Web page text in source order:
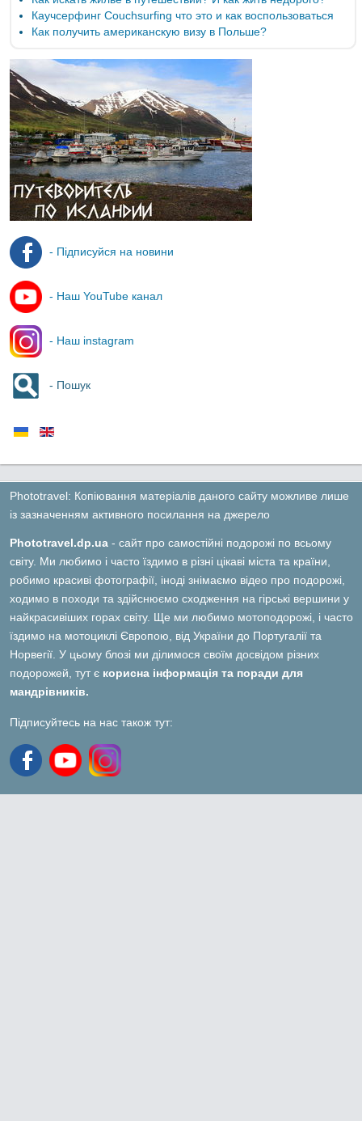
Каучсерфинг Couchsurfing что это и как воспользоваться
Как получить американскую визу в Польше?
- Підписуйся на новини
- Наш YouTube канал
- Наш instagram
- Пошук
Phototravel: Копіювання матеріалів даного сайту можливе лише
із зазначенням активного посилання на джерело
Phototravel.dp.ua - сайт про самостійні подорожі по всьому
світу. Ми любимо і часто їздимо в різні цікаві міста та країни,
робимо красиві фотографії, іноді знімаємо відео про подорожі,
ходимо в походи та здійснюємо сходження на гірські вершини у
найкрасивіших горах світу. Ще ми любимо мотоподорожі, і часто
їздимо на мотоциклі Європою, від України до Португалії та
Норвегії. У цьому блозі ми ділимося своїм досвідом різних
подорожей, тут є корисна інформація та поради для
мандрівників.
Підписуйтесь на нас також тут: